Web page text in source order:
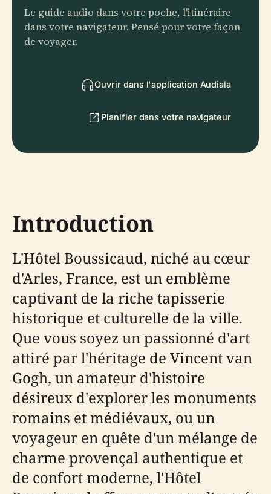
Le guide audio dans votre poche, l'itinéraire
dans votre navigateur. Pensé pour votre façon
de voyager.
Ouvrir dans l'application Audiala
Planifier dans votre navigateur
Introduction
L'Hôtel Boussicaud, niché au cœur
d'Arles, France, est un emblème
captivant de la riche tapisserie
historique et culturelle de la ville.
Que vous soyez un passionné d'art
attiré par l'héritage de Vincent van
Gogh, un amateur d'histoire
désireux d'explorer les monuments
romains et médiévaux, ou un
voyageur en quête d'un mélange de
charme provençal authentique et
de confort moderne, l'Hôtel